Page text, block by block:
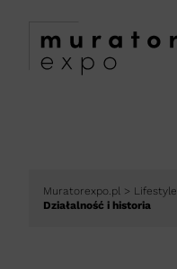
Muratorexpo.pl > Lifestyle
Działalność i historia